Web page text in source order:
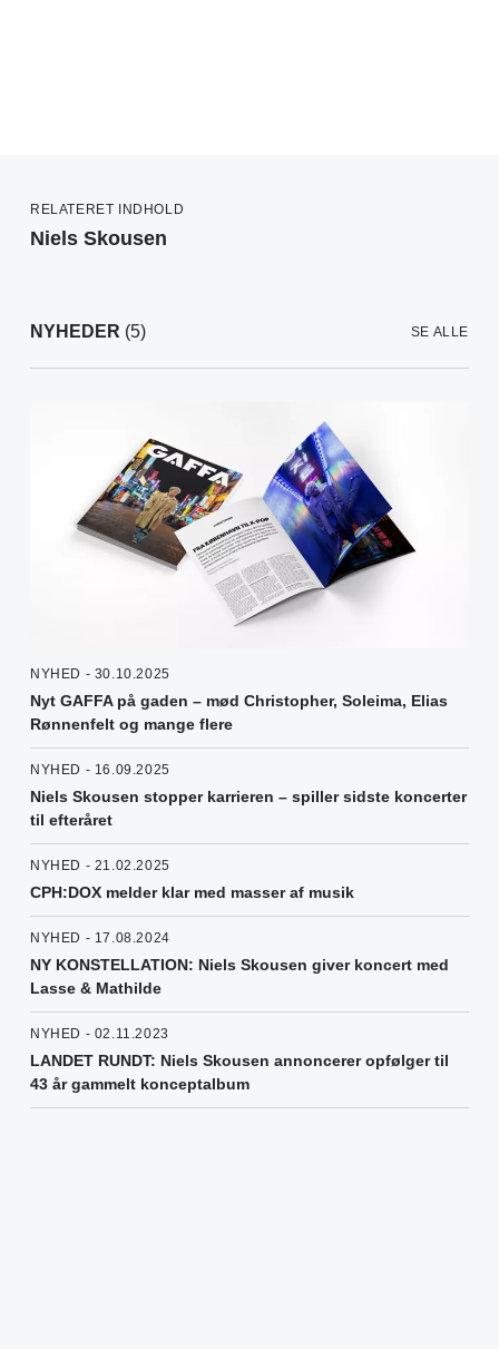
RELATERET INDHOLD
Niels Skousen
NYHEDER (5) SE ALLE
NYHED - 30.10.2025
Nyt GAFFA på gaden – mød Christopher, Soleima, Elias
Rønnenfelt og mange flere
NYHED - 16.09.2025
Niels Skousen stopper karrieren – spiller sidste koncerter
til efteråret
NYHED - 21.02.2025
CPH:DOX melder klar med masser af musik
NYHED - 17.08.2024
NY KONSTELLATION: Niels Skousen giver koncert med
Lasse & Mathilde
NYHED - 02.11.2023
LANDET RUNDT: Niels Skousen annoncerer opfølger til
43 år gammelt konceptalbum